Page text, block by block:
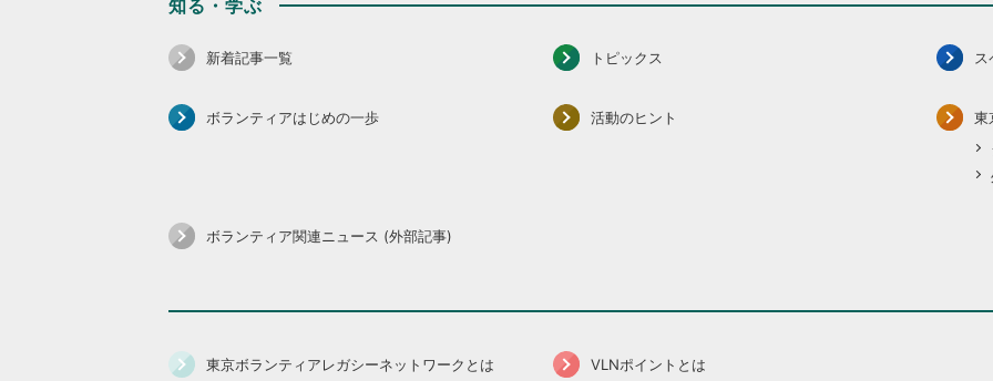
知る・学ぶ
新着記事一覧 トピックス
ボランティアはじめの一歩 活動のヒント
東
ボランティア関連ニュース (外部記事)
東京ボランティアレガシーネットワークとは VLNポイントとは